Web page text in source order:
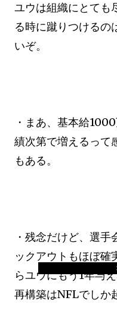
ユウは組織にとても
る時に蹴りつけるの
いぞ。
・まあ、基本給
績次第で増えるって
もある。
・残念だけど、選
ックアウトもほぼ確
らユウにもう1年与
再構築はNFLでしか